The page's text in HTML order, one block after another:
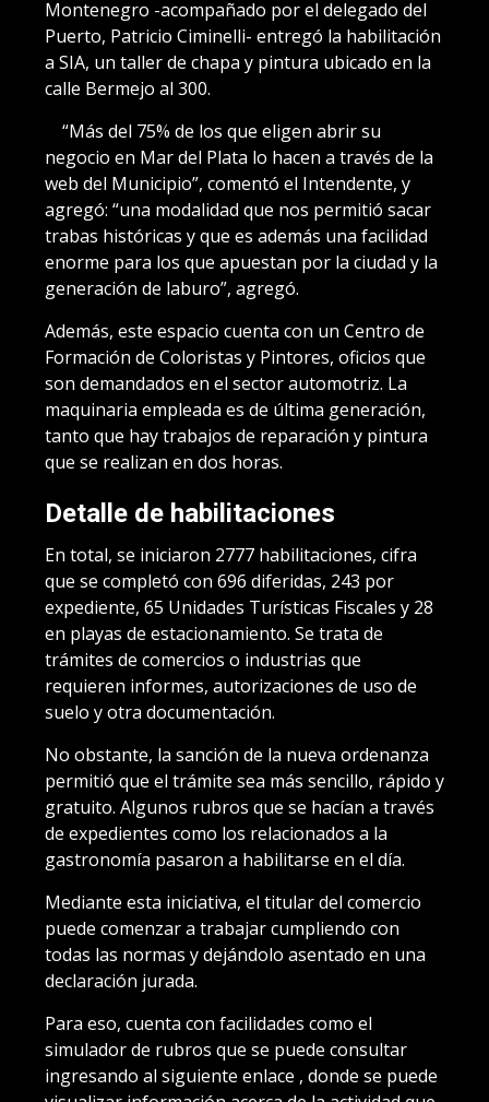
Montenegro -acompañado por el delegado del
Puerto, Patricio Ciminelli- entregó la habilitación
a SIA, un taller de chapa y pintura ubicado en la
calle Bermejo al 300.
“Más del 75% de los que eligen abrir su
negocio en Mar del Plata lo hacen a través de la
web del Municipio”, comentó el Intendente, y
agregó: “una modalidad que nos permitió sacar
trabas históricas y que es además una facilidad
enorme para los que apuestan por la ciudad y la
generación de laburo”, agregó.
Además, este espacio cuenta con un Centro de
Formación de Coloristas y Pintores, oficios que
son demandados en el sector automotriz. La
maquinaria empleada es de última generación,
tanto que hay trabajos de reparación y pintura
que se realizan en dos horas.
Detalle de habilitaciones
En total, se iniciaron 2777 habilitaciones, cifra
que se completó con 696 diferidas, 243 por
expediente, 65 Unidades Turísticas Fiscales y 28
en playas de estacionamiento. Se trata de
trámites de comercios o industrias que
requieren informes, autorizaciones de uso de
suelo y otra documentación.
No obstante, la sanción de la nueva ordenanza
permitió que el trámite sea más sencillo, rápido y
gratuito. Algunos rubros que se hacían a través
de expedientes como los relacionados a la
gastronomía pasaron a habilitarse en el día.
Mediante esta iniciativa, el titular del comercio
puede comenzar a trabajar cumpliendo con
todas las normas y dejándolo asentado en una
declaración jurada.
Para eso, cuenta con facilidades como el
simulador de rubros que se puede consultar
ingresando al siguiente enlace , donde se puede